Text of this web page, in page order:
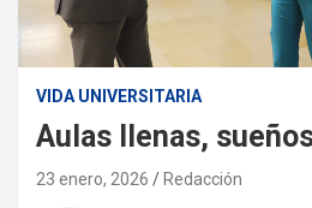
VIDA UNIVERSITARIA
Aulas llenas,
23 enero, 2026 Redacción